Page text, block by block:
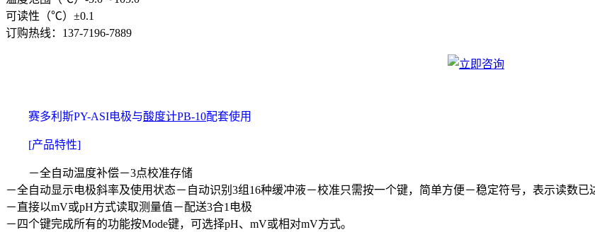
可读性（℃）±0.1
订购热线： 137-7196-7889
赛多利斯PY-ASI电极与酸度计PB-10配套使用
[产品特性]
－全自动温度补偿－3点校准存储
－全自动显示电极斜率及使用状态－自动识别3组16种缓冲液－校准只需按一个键，简单方便－稳定符号，表示读数
－直接以mV或pH方式读取测量值－配送3合1电极
－四个键完成所有的功能按Mode键，可选择pH、mV或相对mV方式。